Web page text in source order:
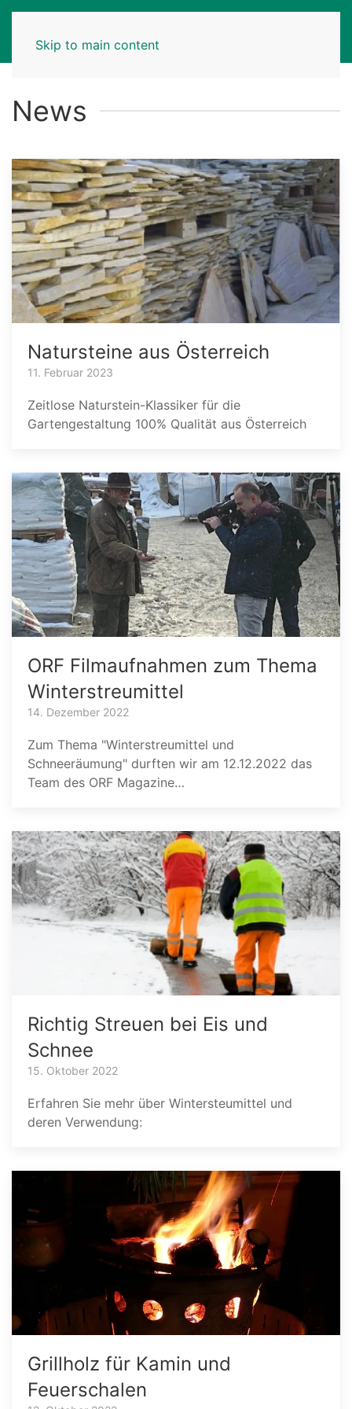
Skip to main content
News
Natursteine aus Österreich
11. Februar 2023
Zeitlose Naturstein-Klassiker für die
Gartengestaltung 100% Qualität aus Österreich
ORF Filmaufnahmen zum Thema
Winterstreumittel
14. Dezember 2022
Zum Thema "Winterstreumittel und
Schneeräumung" durften wir am 12.12.2022 das
Team des ORF Magazine…
Richtig Streuen bei Eis und
Schnee
15. Oktober 2022
Erfahren Sie mehr über Wintersteumittel und
deren Verwendung:
Grillholz für Kamin und
Feuerschalen